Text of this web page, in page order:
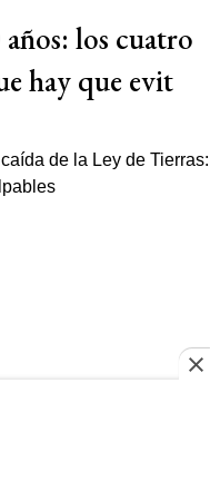
los cuatro
hay que evit